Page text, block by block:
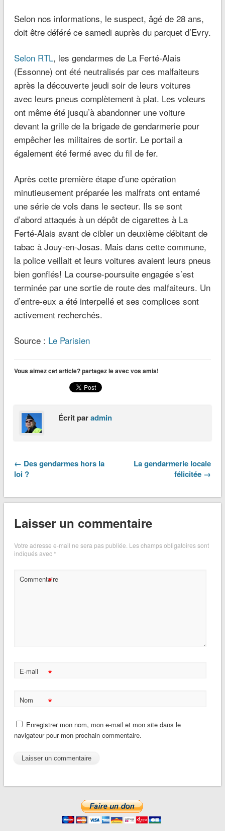
Selon nos informations, le suspect, âgé de 28 ans,
doit être déféré ce samedi auprès du parquet d’Evry.
Selon RTL, les gendarmes de La Ferté-Alais
(Essonne) ont été neutralisés par ces malfaiteurs
après la découverte jeudi soir de leurs voitures
avec leurs pneus complètement à plat. Les voleurs
ont même été jusqu’à abandonner une voiture
devant la grille de la brigade de gendarmerie pour
empêcher les militaires de sortir. Le portail a
également été fermé avec du fil de fer.
Après cette première étape d’une opération
minutieusement préparée les malfrats ont entamé
une série de vols dans le secteur. Ils se sont
d’abord attaqués à un dépôt de cigarettes à La
Ferté-Alais avant de cibler un deuxième débitant de
tabac à Jouy-en-Josas. Mais dans cette commune,
la police veillait et leurs voitures avaient leurs pneus
bien gonflés! La course-poursuite engagée s’est
terminée par une sortie de route des malfaiteurs. Un
d’entre-eux a été interpellé et ses complices sont
activement recherchés.
Source : Le Parisien
Vous aimez cet article? partagez le avec vos amis!
Écrit paradmin
← Des gendarmes hors la
loi ?
La gendarmerie locale
félicitée →
Laisser un commentaire
Votre adresse e-mail ne sera pas publiée. Les champs obligatoires sont
indiqués avec*
Commentaire
*
E-mail *
Nom *
Enregistrer mon nom, mon e-mail et mon site dans le
navigateur pour mon prochain commentaire.